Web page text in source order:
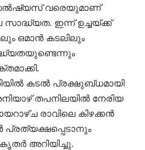
വരെയുമാണ്
ഇന്ന് ഉച്ചയ്ക്ക്
ഒമാൻ കടലിലും
കടൽ പ്രക്ഷുബ്‌ധമായി
തപനിലയിൽ നേരിയ
രാവിലെ കിഴക്കൻ
പ്രത്യക്ഷപ്പെടാനും
അറിയിച്ചു.